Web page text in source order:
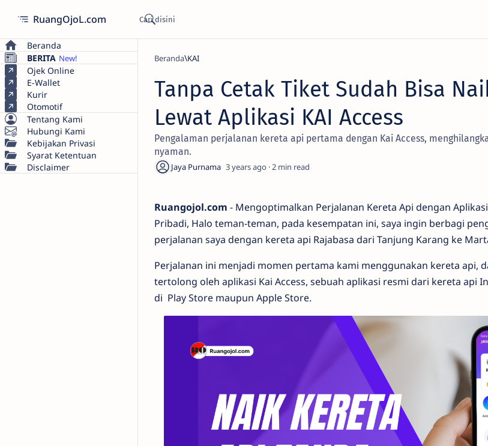
RuangOjoL.com
Beranda
BERITA
Ojek Online
E-Wallet
Kurir
Otomotif
Tentang Kami
Hubungi Kami
Kebijakan Privasi
Syarat Ketentuan
Disclaimer
Beranda KAI
Tanpa Cetak Tiket Sudah Bisa
Lewat Aplikasi KAI Access
Pengalaman perjalanan kereta api pertama dengan Kai Access,
nyaman.
3 years ago 2
Ruangojol.com - Mengoptimalkan Perjalanan Kereta Api dengan
Pribadi, Halo teman-teman, pada kesempatan ini, saya ingin berbagi
perjalanan saya dengan kereta api Rajabasa dari Tanjung Karang ke
Perjalanan ini menjadi momen pertama kami menggunakan kereta api,
tertolong oleh aplikasi Kai Access, sebuah aplikasi resmi dari kereta api
di Play Store maupun Apple Store.